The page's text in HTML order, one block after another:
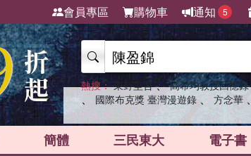
會員專區 購物車 通知 5
熱搜： 東野圭吾 、 高希均教授回憶錄
、 國際布克獎 臺灣漫遊錄 、 方念華 、
簡體 三民東大 電子書